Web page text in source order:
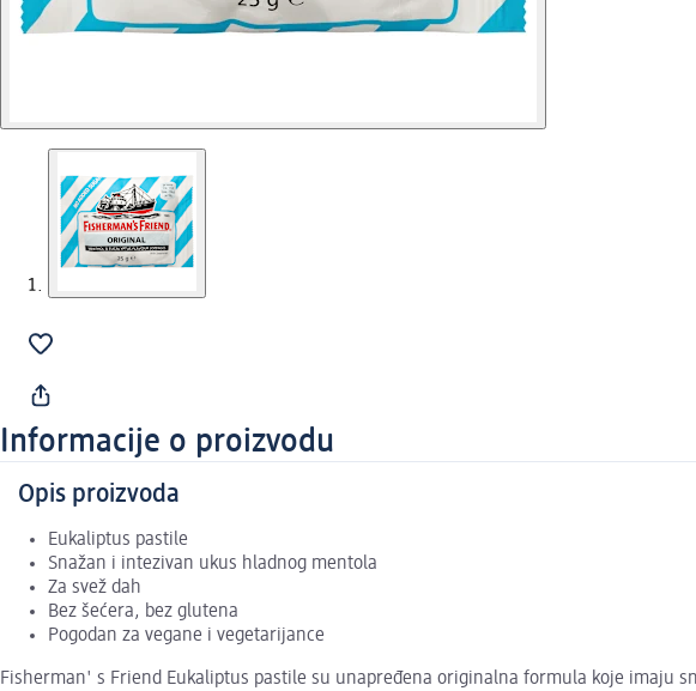
Informacije o proizvodu
Opis proizvoda
Eukaliptus pastile
Snažan i intezivan ukus hladnog mentola
Za svež dah
Bez šećera, bez glutena
Pogodan za vegane i vegetarijance
Fisherman' s Friend Eukaliptus pastile su unapređena originalna formula koje imaju